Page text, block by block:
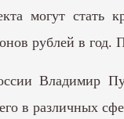
могут стать
рублей в год.
Владимир
в различных